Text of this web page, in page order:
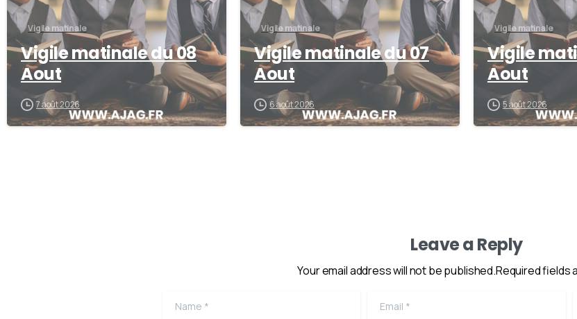
Vigile matinale
Vigile matinale du 08
Aout
7 août 2026
Vigile matinale
Vigile matinale du 07
Aout
6 août 2026
Vigile matinale
Vigile
Aout
5 août 2026
Leave a Reply
Your email address will not be published.Required fields
Name
Email